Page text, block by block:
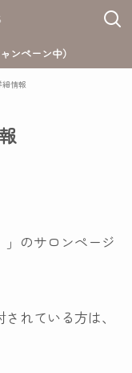
ンペーン中）
細情報
」のサロンページ
れている方は、